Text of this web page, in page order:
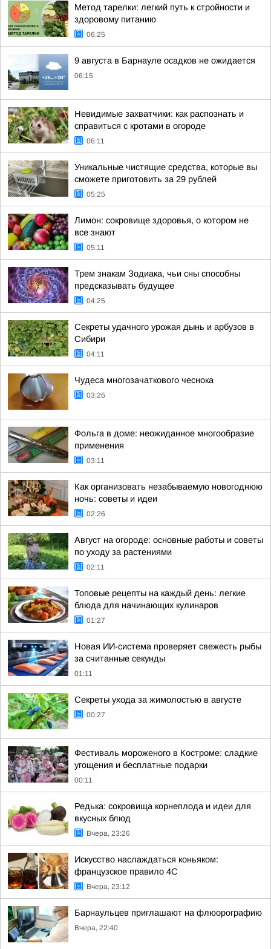
Метод тарелки: легкий путь к стройности и
здоровому питанию
06:25
9 августа в Барнауле осадков не ожидается
06:15
Невидимые захватчики: как распознать и
справиться с кротами в огороде
06:11
Уникальные чистящие средства, которые вы
сможете приготовить за 29 рублей
05:25
Лимон: сокровище здоровья, о котором не
все знают
05:11
Трем знакам Зодиака, чьи сны способны
предсказывать будущее
04:25
Секреты удачного урожая дынь и арбузов в
Сибири
04:11
Чудеса многозачаткового чеснока
03:26
Фольга в доме: неожиданное многообразие
применения
03:11
Как организовать незабываемую новогоднюю
ночь: советы и идеи
02:26
Август на огороде: основные работы и советы
по уходу за растениями
02:11
Топовые рецепты на каждый день: легкие
блюда для начинающих кулинаров
01:27
Новая ИИ-система проверяет свежесть рыбы
за считанные секунды
01:11
Секреты ухода за жимолостью в августе
00:27
Фестиваль мороженого в Костроме: сладкие
угощения и бесплатные подарки
00:11
Редька: сокровища корнеплода и идеи для
вкусных блюд
Вчера, 23:26
Искусство наслаждаться коньяком:
французское правило 4С
Вчера, 23:12
Барнаульцев приглашают на флюорографию
Вчера, 22:40